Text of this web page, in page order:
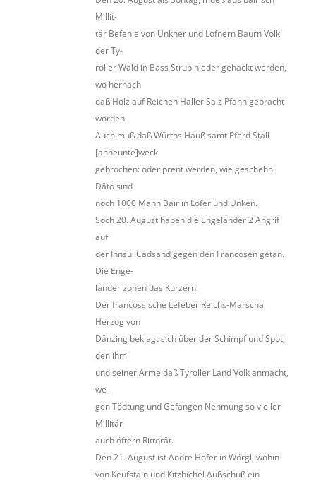
Millit-
tär Befehle von Unkner und Lofnern Baurn Volk
der Ty-
roller Wald in Bass Strub nieder gehackt werden,
wo hernach
daß Holz auf Reichen Haller Salz Pfann gebracht
worden.
Auch muß daß Würths Hauß samt Pferd Stall
[anheunte]weck
gebrochen: oder prent werden, wie geschehn.
Däto sind
noch 1000 Mann Bair in Lofer und Unken.
Soch 20. August haben die Engeländer 2 Angrif
auf
der Innsul Cadsand gegen den Francosen getan.
Die Enge-
länder zohen das Kürzern.
Der francössische Lefeber Reichs-Marschal
Herzog von
Dänzing beklagt sich über der Schimpf und Spot,
den ihm
und seiner Arme daß Tyroller Land Volk anmacht,
we-
gen Tödtung und Gefangen Nehmung so vieller
Millitär
auch öftern Rittorät.
Den 21. August ist Andre Hofer in Wörgl, wohin
von Keufstain und Kitzbichel Außschuß ein